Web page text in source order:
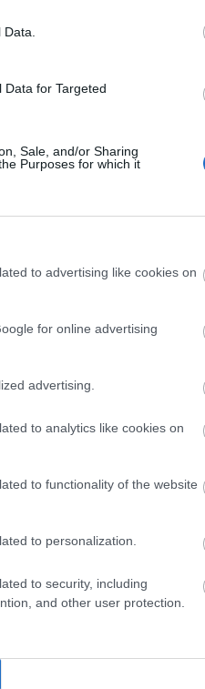
for Targeted
Sale, and/or Sharing
Purposes for which it
to advertising like cookies on
for online advertising
advertising.
to analytics like cookies on
to functionality of the website
to personalization.
to security, including
and other user protection.